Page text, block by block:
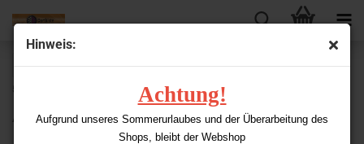
Hinweis:
Achtung!
Aufgrund unseres Sommerurlaubes und der Überarbeitung des
Shops, bleibt der Webshop
« Erster « zurück weiter »
Letzter »
53
Artikel in dieser Kategorie
Alan Glazier Ton Machine Softtip 18 gr.